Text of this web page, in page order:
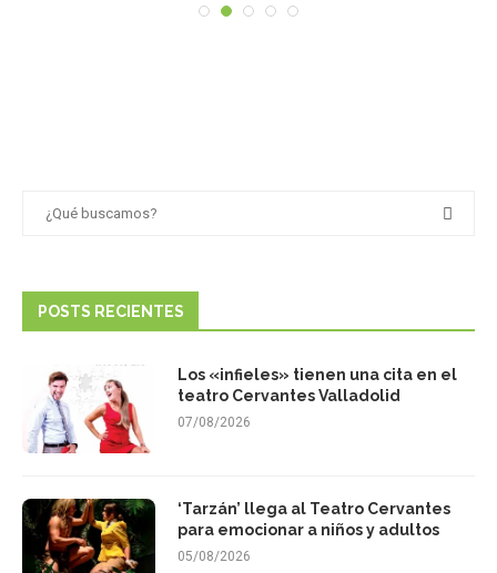
POSTS RECIENTES
Los «infieles» tienen una cita en el
teatro Cervantes Valladolid
07/08/2026
‘Tarzán’ llega al Teatro Cervantes
para emocionar a niños y adultos
05/08/2026